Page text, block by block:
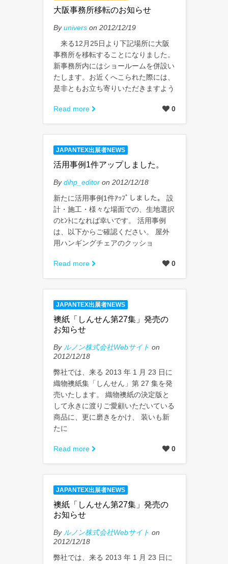
大阪事務所移転のお知らせ
Byunivers on 2012/12/19
来る12月25日より下記場所に大阪
事務所を移転することになりました。
新事務所内にはショールームを併設い
たします。お近くへこられた際には、
是非ともお立ち寄りいただきますよう
Read more 0
JAPANTEX出展者NEWS
活用事例1件アップしました。
Bydihp_editor on 2012/12/18
新たに活用事例1件ｱｯﾌﾟしました。 設
計・施工・様々な場面での、生地選択
のﾋﾝﾄになれば幸いです。 活用事例
は、以下からご確認ください。 屋外
用ハンギングチェアのクッショ
Read more 0
JAPANTEX出展者NEWS
襖紙「しんせん第27集」発売の
お知らせ
By ルノン株式会社Webサイト on
2012/12/18
弊社では、来る 2013 年 1 月 23 日に
織物襖紙集「しんせん」第 27 集を発
売いたします。 織物襖紙の決定版と
して永きに渡りご愛顧いただいている
商品に、更に磨きをかけ、 装いも新
たに
Read more 0
JAPANTEX出展者NEWS
襖紙「しんせん第27集」発売の
お知らせ
By ルノン株式会社Webサイト on
2012/12/18
弊社では、来る 2013 年 1 月 23 日に